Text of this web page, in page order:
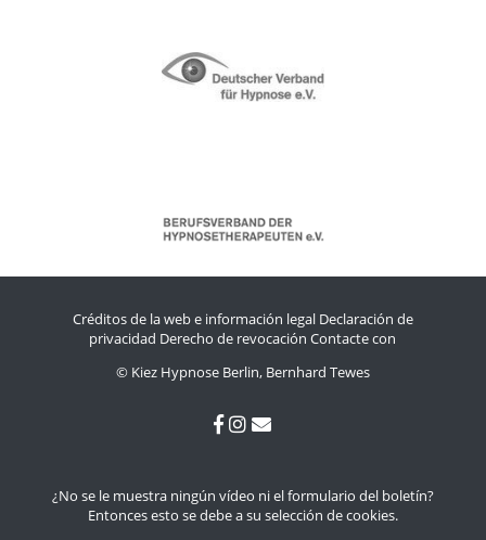
Créditos de la web e información legal Declaración de
privacidad Derecho de revocación Contacte con
© Kiez Hypnose Berlin, Bernhard Tewes
¿No se le muestra ningún vídeo ni el formulario del boletín?
Entonces esto se debe a su selección de cookies.